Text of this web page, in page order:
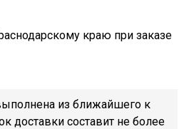
краю при заказе
из ближайшего к
доставки составит не более